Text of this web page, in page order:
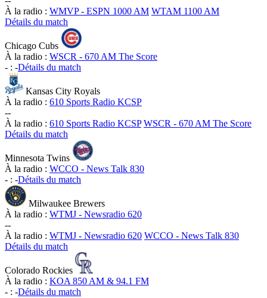
À la radio : WMVP - ESPN 1000 AM WTAM 1100 AM
Détails du match
Chicago Cubs
À la radio : WSCR - 670 AM The Score
- : -Détails du match
Kansas City Royals
À la radio : 610 Sports Radio KCSP
--
À la radio : 610 Sports Radio KCSP WSCR - 670 AM The Score
Détails du match
Minnesota Twins
À la radio : WCCO - News Talk 830
- : -Détails du match
Milwaukee Brewers
À la radio : WTMJ - Newsradio 620
--
À la radio : WTMJ - Newsradio 620 WCCO - News Talk 830
Détails du match
Colorado Rockies
À la radio : KOA 850 AM & 94.1 FM
- : -Détails du match